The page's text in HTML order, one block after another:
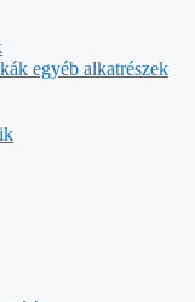
egyéb alkatrészek